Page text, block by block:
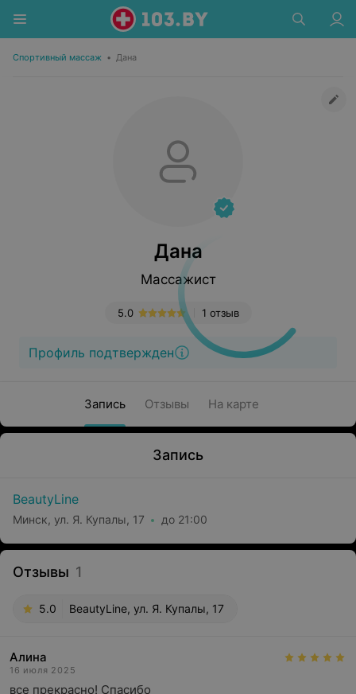
Спортивный массаж • Дана
Дана
Массажист
1 отзыв
5.0
Профиль подтвержден
Запись Отзывы На карте
Запись
BeautyLine
Минск, ул. Я. Купалы, 17 до 21:00
Отзывы 1
5.0 BeautyLine, ул. Я. Купалы, 17
Алина
16 июля 2025
все прекрасно! Спасибо